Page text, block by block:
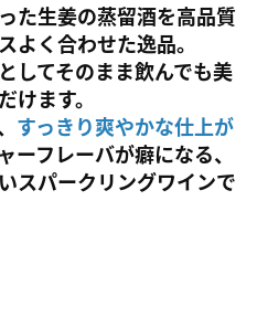
た生姜の蒸留酒を高品質
よく合わせた逸品。
してそのまま飲んでも美
けます。
すっきり爽やかな仕上が
ーフレーバが癖になる、
スパークリングワインで